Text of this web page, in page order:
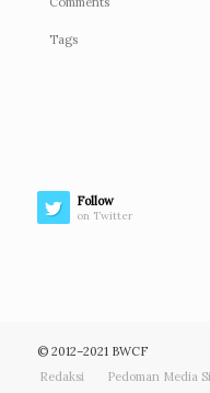
Tags
Follow
on Twitter
© 2012–2021 BWCF
Redaksi
Pedoman Media